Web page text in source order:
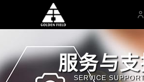
服务与
SERVICE